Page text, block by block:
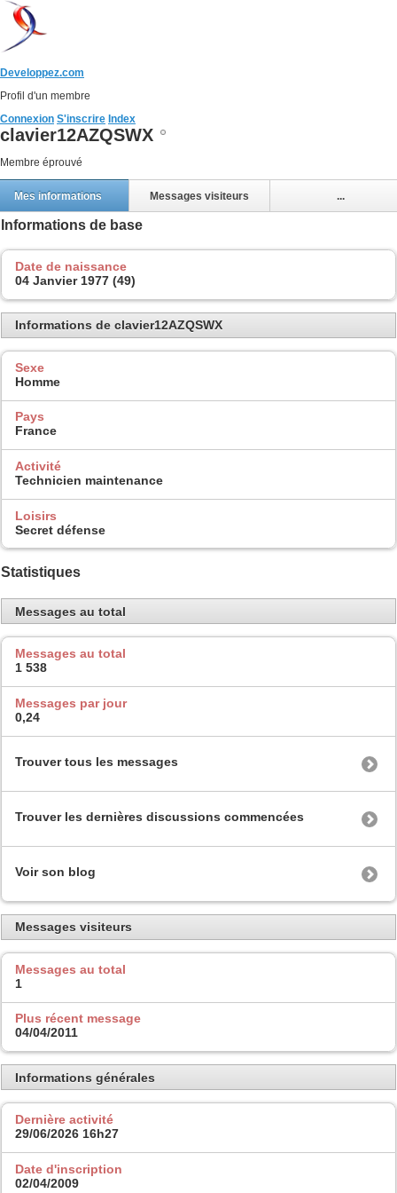
Developpez.com
Profil d'un membre
Connexion S'inscrire Index
clavier12AZQSWX
Membre éprouvé
Mes informations Messages visiteurs ...
Informations de base
Date de naissance
04 Janvier 1977 (49)
Informations de clavier12AZQSWX
Sexe
Homme
Pays
France
Activité
Technicien maintenance
Loisirs
Secret défense
Statistiques
Messages au total
Messages au total
1 538
Messages par jour
0,24
Trouver tous les messages
Trouver les dernières discussions commencées
Voir son blog
Messages visiteurs
Messages au total
1
Plus récent message
04/04/2011
Informations générales
Dernière activité
29/06/2026 16h27
Date d'inscription
02/04/2009